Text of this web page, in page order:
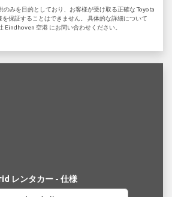
のみを目的としており、お客様が受け取る正確な Toyota
保証することはできません。 具体的な詳細について
Eindhoven 空港 にお問い合わせください。
レンタカー - 仕様